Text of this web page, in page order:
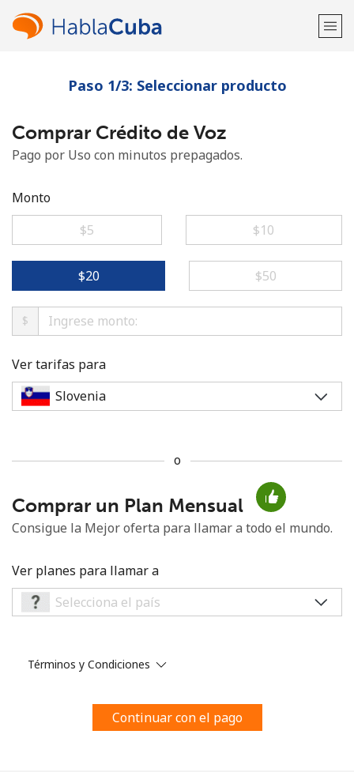
¡Bienvenido!
¿Ya tienes una cuenta?Inicia sesión →
No se ha creado una contraseña
Mínimo 8 caracteres
Una letra mayúscula y una minúscula
Un número
Al abrir una cuenta en este sitio web, estoy de acuerdo con
Paso 1/3: Seleccionar producto
Comprar Crédito de Voz
Pago por Uso con minutos prepagados.
Monto
⁦$5⁩
⁦$10⁩
⁦$20⁩ ⁦$50⁩
$
Ver tarifas para
o
Comprar un Plan Mensual
Consigue la Mejor oferta para llamar a todo el mundo.
Ver planes para llamar a
Términos y Condiciones
Continuar con el pago